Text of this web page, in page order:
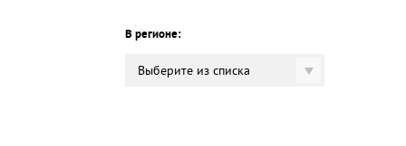
В регионе:
Выберите из списка